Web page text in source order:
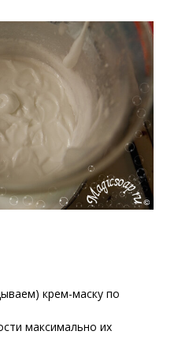
крем-маску по
максимально их